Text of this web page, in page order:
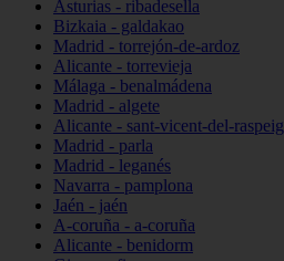
Asturias - ribadesella
Bizkaia - galdakao
Madrid - torrejón-de-ardoz
Alicante - torrevieja
Málaga - benalmádena
Madrid - algete
Alicante - sant-vicent-del-raspeig
Madrid - parla
Madrid - leganés
Navarra - pamplona
Jaén - jaén
A-coruña - a-coruña
Alicante - benidorm